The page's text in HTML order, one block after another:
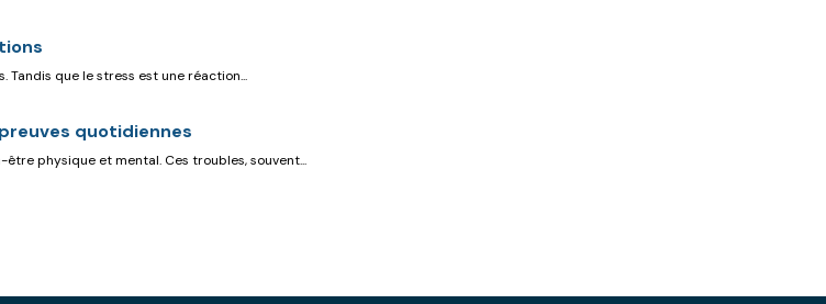
que le stress est une réaction...
quotidiennes
physique et mental. Ces troubles, souvent...